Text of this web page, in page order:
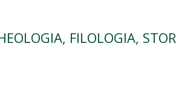
FILOLOGIA,